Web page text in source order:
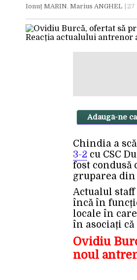
Ionuț MARIN, Marius ANGHEL 27
Adaugă-ne
Chindia a
3-2 cu CSC
fost condusă
gruparea
Actualul
încă în
locale în
în asociați
Ovidiu
noul